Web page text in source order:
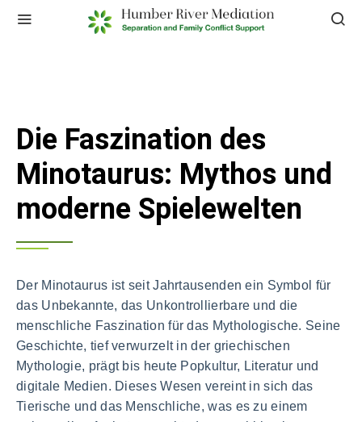
Die Faszination des
Minotaurus: Mythos und
moderne Spielewelten
Der Minotaurus ist seit Jahrtausenden ein Symbol für
das Unbekannte, das Unkontrollierbare und die
menschliche Faszination für das Mythologische. Seine
Geschichte, tief verwurzelt in der griechischen
Mythologie, prägt bis heute Popkultur, Literatur und
digitale Medien. Dieses Wesen vereint in sich das
Tierische und das Menschliche, was es zu einem